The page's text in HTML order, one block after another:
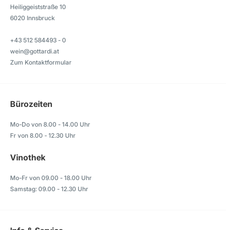
Heiliggeiststraße 10
6020 Innsbruck
+43 512 584493 - 0
wein@gottardi.at
Zum Kontaktformular
Bürozeiten
Mo-Do von 8.00 - 14.00 Uhr
Fr von 8.00 - 12.30 Uhr
Vinothek
Mo-Fr von 09.00 - 18.00 Uhr
Samstag: 09.00 - 12.30 Uhr